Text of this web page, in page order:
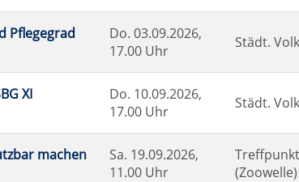
Pflegegrad Do. 03.09.2026,
17.00 Uhr
Städt.
XI Do. 10.09.2026,
17.00 Uhr
Städt.
machen Sa. 19.09.2026,
11.00 Uhr
(Zoowelle)